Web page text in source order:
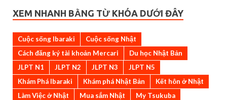
XEM NHANH BẰNG TỪ KHÓA DƯỚI ĐÂY
Cuộc sống Ibaraki
Cuộc sống Nhật
Cách đăng ký tài khoản Mercari
Du học Nhật Bản
JLPT N1
JLPT N2 JLPT N3
JLPT N5
Khám Phá Ibaraki
Khám phá Nhật Bản
Kết hôn ở Nhật
Làm Việc ở Nhật
Mua sắm Nhật
My Tsukuba